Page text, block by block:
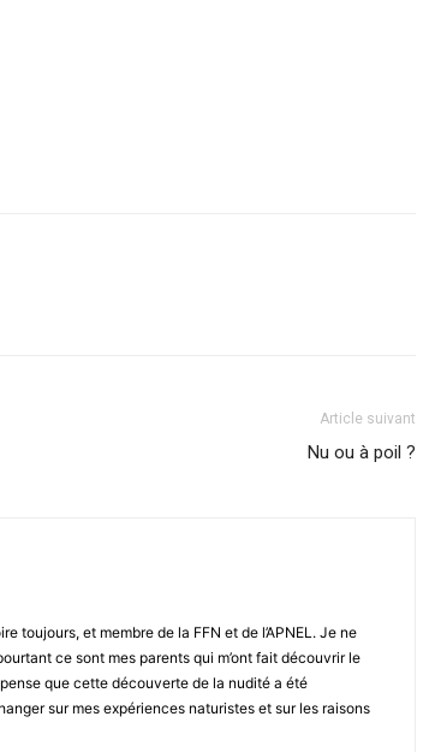
Article suivant
Nu ou à poil ?
toujours, et membre de la FFN et de l’APNEL. Je ne
ce sont mes parents qui m’ont fait découvrir le
que cette découverte de la nudité a été
sur mes expériences naturistes et sur les raisons